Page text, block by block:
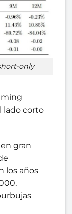
only
lado corto
gran
los años